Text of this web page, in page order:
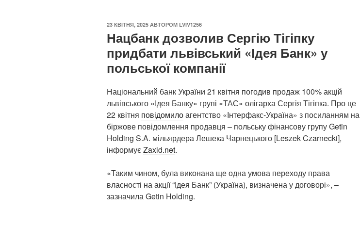
ОПУБЛІКОВАНО
23 КВІТНЯ, 2025 АВТОРОМ LVIV1256
Нацбанк дозволив Сергію Тігіпку
придбати львівський «Ідея Банк» у
польської компанії
Національний банк України 21 квітня погодив продаж 100% акцій
львівського «Ідея Банку» групі «ТАС» олігарха Сергія Тігіпка. Про це
22 квітня повідомилоагентство «Інтерфакс-Україна» з посиланням на
біржове повідомлення продавця – польську фінансову групу Getin
Holding S.A. мільярдера Лешека Чарнецького [Leszek Czarnecki],
інформуєZaxid.net.
«Таким чином, була виконана ще одна умова переходу права
власності на акції “Ідея Банк” (Україна), визначена у договорі», –
зазначила Getin Holding.